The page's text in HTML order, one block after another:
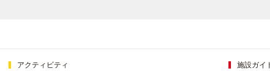
アクティビティ 施設ガイ